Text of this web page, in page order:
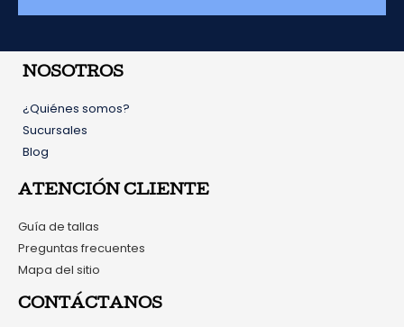
NOSOTROS
¿Quiénes somos?
Sucursales
Blog
ATENCIÓN CLIENTE
Guía de tallas
Preguntas frecuentes
Mapa del sitio
CONTÁCTANOS